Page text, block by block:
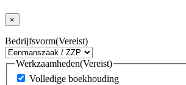
×
Bedrijfsvorm(Vereist)
Werkzaamheden(Vereist)
Volledige boekhouding